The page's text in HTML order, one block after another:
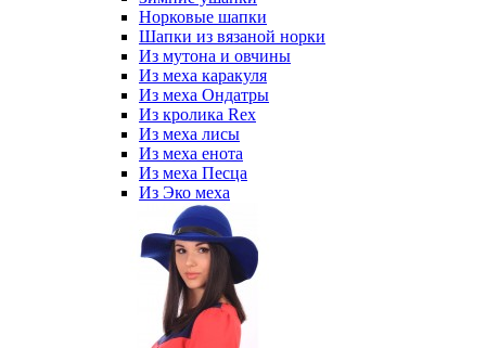
Норковые шапки
Шапки из вязаной норки
Из мутона и овчины
Из меха каракуля
Из меха Ондатры
Из кролика Rex
Из меха лисы
Из меха енота
Из меха Песца
Из Эко меха